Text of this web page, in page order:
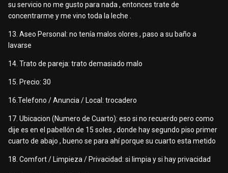
su servicio no me gusto para nada , entonces trate de
concentrarme y me vino toda la leche .
13. Aseo Personal: no tenía malos olores , paso a su baño a
lavarse
14. Trato de pareja: trato demasiado malo
15. Precio: 30
16.Telefono / Anuncia / Local: trocadero
17. Ubicacion (Numero de Cuarto): eso si no recuerdo pero como
dije es en el pabellón de 15 soles , donde hay segundo piso primer
cuarto de abajo , bueno se para ahí porque su cuarto esta metido
18. Comfort / Limpieza / Privacidad: si limpia y si hay privacidad